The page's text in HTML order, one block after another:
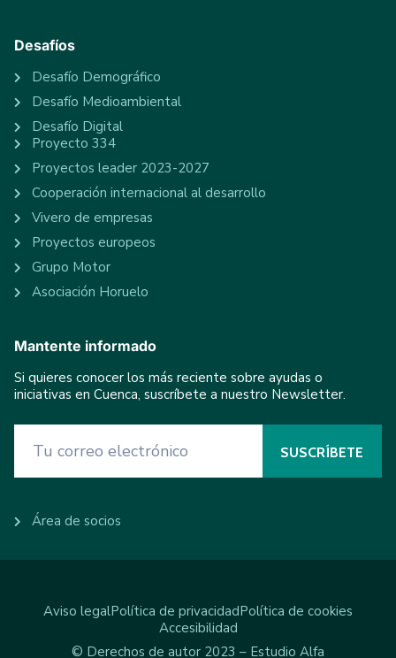
Desafíos
Desafío Demográfico
Desafío Medioambiental
Desafío Digital
Proyecto 334
Proyectos leader 2023-2027
Cooperación internacional al desarrollo
Vivero de empresas
Proyectos europeos
Grupo Motor
Asociación Horuelo
Mantente informado
Si quieres conocer los más reciente sobre ayudas o
iniciativas en Cuenca, suscríbete a nuestro Newsletter.
Área de socios
Aviso legalPolítica de privacidadPolítica de cookies
Accesibilidad
© Derechos de autor 2023 – Estudio Alfa